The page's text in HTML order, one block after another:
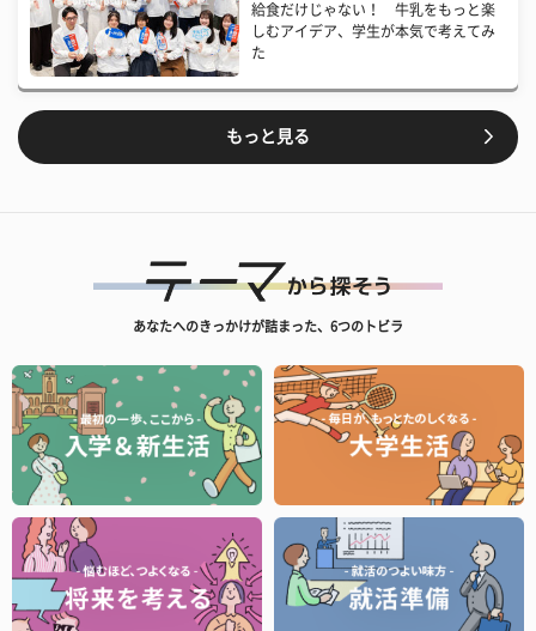
給食だけじゃない！ 牛乳をもっと楽
しむアイデア、学生が本気で考えてみ
た
もっと見る
あなたへのきっかけが詰まった、6つのトビラ